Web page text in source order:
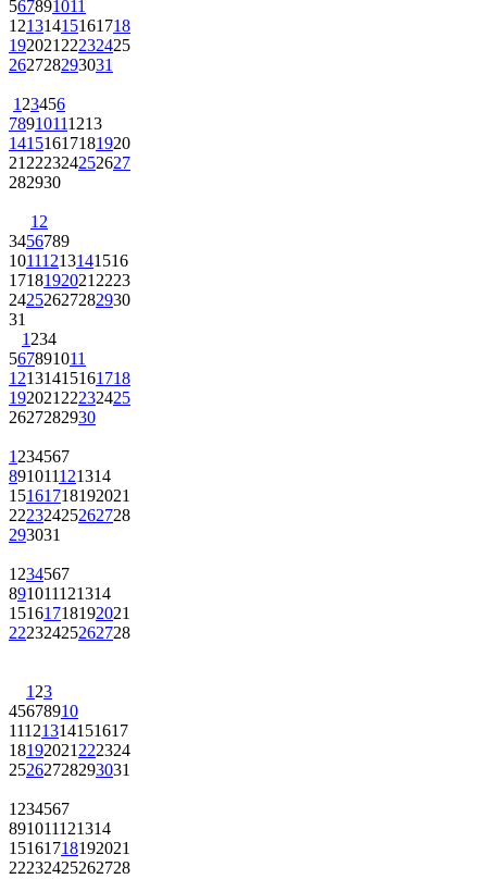
567891011
12131415161718
192021 22232425
262728293031
1 23456
78910111213
14151617181920
21 222324252627
282930
1 2
3456789
10111213141516
1718192021 2223
24252627282930
31
1 234
567891011
12131415161718
192021 22232425
2627282930
1 234567
891011121314
15161718192021
22232425262728
293031
1 234567
891011121314
15161718192021
22232425262728
1 23
45678910
11121314151617
18192021 222324
25262728293031
1 234567
891011121314
15161718192021
22232425262728